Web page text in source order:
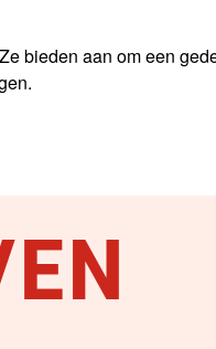
bieden aan om een